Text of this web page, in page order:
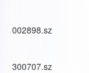
002898.sz
300707.sz